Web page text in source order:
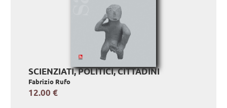
SCIENZIATI, POLITICI, CITTADINI
Fabrizio Rufo
12.00 €